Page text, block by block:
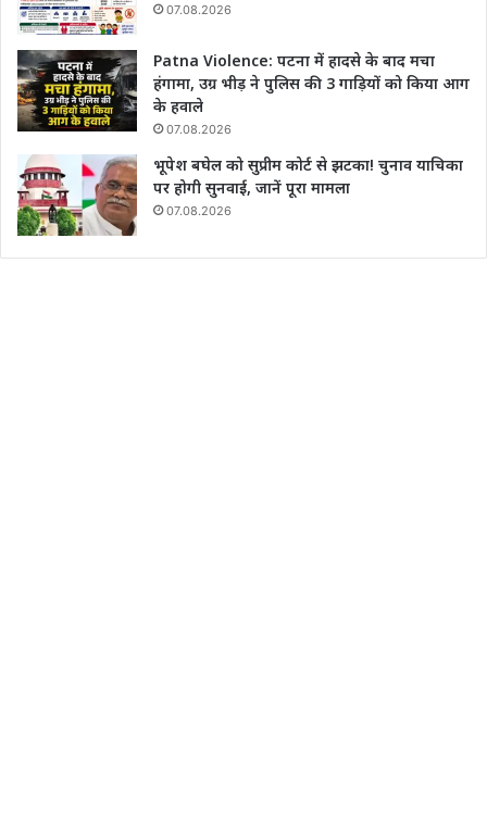
07.08.2026
Patna Violence: पटना में हादसे के बाद मचा
हंगामा, उग्र भीड़ ने पुलिस की 3 गाड़ियों को किया आग
के हवाले
07.08.2026
भूपेश बघेल को सुप्रीम कोर्ट से झटका! चुनाव याचिका
पर होगी सुनवाई, जानें पूरा मामला
07.08.2026